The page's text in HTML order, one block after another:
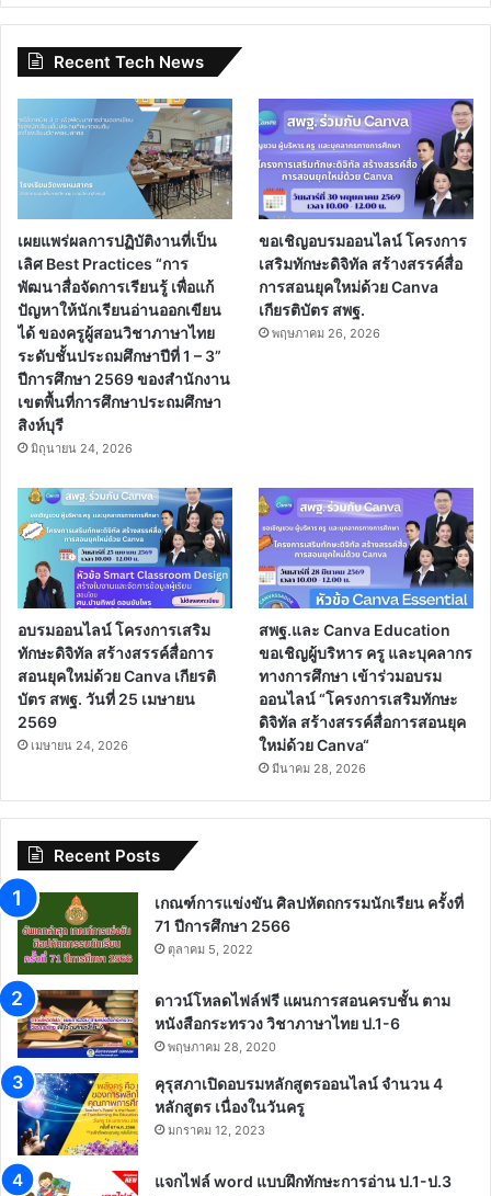
Recent Tech News
เผยแพร่ผลการปฏิบัติงานที่เป็น
เลิศ Best Practices “การ
พัฒนาสื่อจัดการเรียนรู้ เพื่อแก้
ปัญหาให้นักเรียนอ่านออกเขียน
ได้ ของครูผู้สอนวิชาภาษาไทย
ระดับชั้นประถมศึกษาปีที่ 1 – 3”
ปีการศึกษา 2569 ของสำนักงาน
เขตพื้นที่การศึกษาประถมศึกษา
สิงห์บุรี
มิถุนายน 24, 2026
ขอเชิญอบรมออนไลน์ โครงการ
เสริมทักษะดิจิทัล สร้างสรรค์สื่อ
การสอนยุคใหม่ด้วย Canva
เกียรติบัตร สพฐ.
พฤษภาคม 26, 2026
อบรมออนไลน์ โครงการเสริม
ทักษะดิจิทัล สร้างสรรค์สื่อการ
สอนยุคใหม่ด้วย Canva เกียรติ
บัตร สพฐ. วันที่ 25 เมษายน
2569
เมษายน 24, 2026
สพฐ.และ Canva Education
ขอเชิญผู้บริหาร ครู และบุคลากร
ทางการศึกษา เข้าร่วมอบรม
ออนไลน์ “โครงการเสริมทักษะ
ดิจิทัล สร้างสรรค์สื่อการสอนยุค
ใหม่ด้วย Canva“
มีนาคม 28, 2026
Recent Posts
เกณฑ์การแข่งขัน ศิลปหัตถกรรมนักเรียน ครั้งที่
71 ปีการศึกษา 2566
ตุลาคม 5, 2022
ดาวน์โหลดไฟล์ฟรี แผนการสอนครบชั้น ตาม
หนังสือกระทรวง วิชาภาษาไทย ป.1-6
พฤษภาคม 28, 2020
คุรุสภาเปิดอบรมหลักสูตรออนไลน์ จำนวน 4
หลักสูตร เนื่องในวันครู
มกราคม 12, 2023
แจกไฟล์ word แบบฝึกทักษะการอ่าน ป.1-ป.3